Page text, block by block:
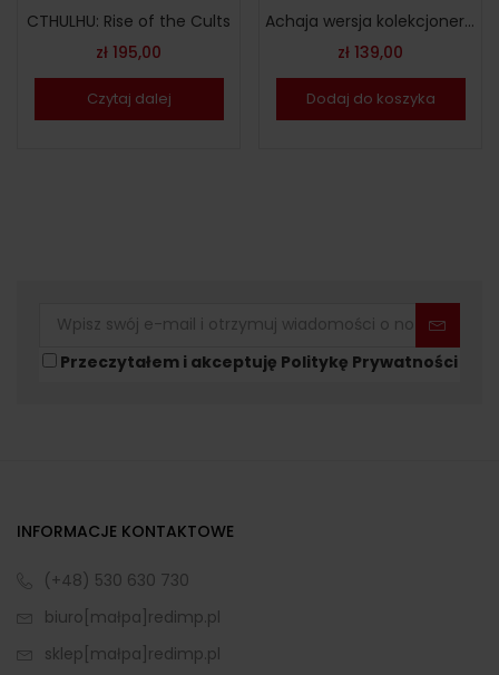
CTHULHU: Rise of the Cults
zł 195,00
Czytaj dalej
Achaja wersja kolekcjonerska – angielska
zł 139,00
Dodaj do koszyka
Przeczytałem i akceptuję Politykę Prywatności
INFORMACJE KONTAKTOWE
(+48) 530 630 730
biuro[małpa]redimp.pl
sklep[małpa]redimp.pl